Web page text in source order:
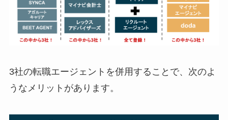
3社の転職エージェントを併用することで、次のよ
うなメリットがあります。